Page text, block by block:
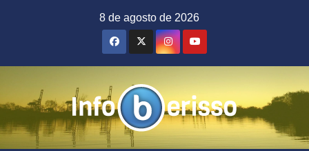
8 de agosto de 2026